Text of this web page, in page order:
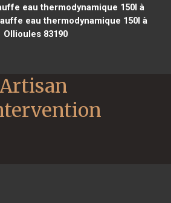
eau thermodynamique 150l à
eau thermodynamique 150l à
Ollioules 83190
Artisan